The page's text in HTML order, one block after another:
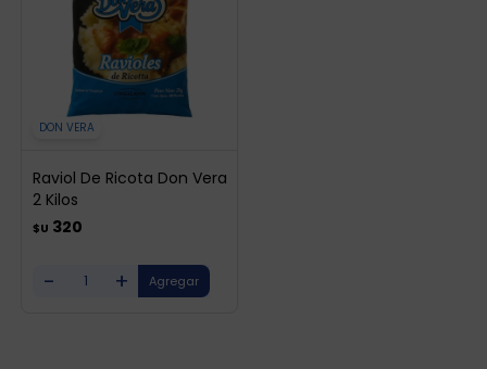
DON VERA
Raviol De Ricota Don Vera
2 Kilos
$U 320
- +